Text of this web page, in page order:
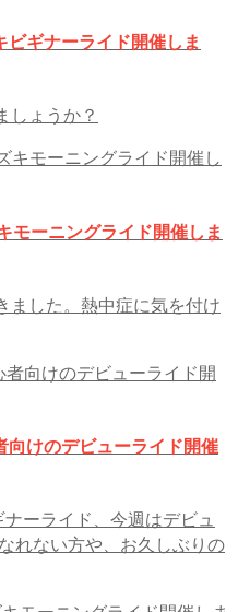
ビギナーライド開催しま
しょうか？
モーニングライド開催しま
ました。熱中症に気を付け
向けのデビューライド開催
ーライド、今週はデビュ
れない方や、お久しぶりの